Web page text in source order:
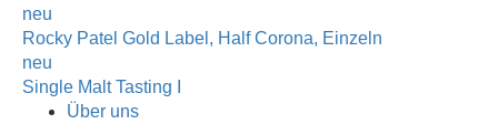
neu
Rocky Patel Gold Label, Half Corona, Einzeln
neu
Single Malt Tasting I
Über uns